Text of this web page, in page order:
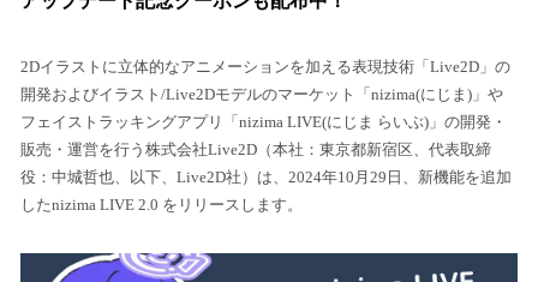
み
で
す
2Dイラストに立体的なアニメーションを加える表現技術「Live2D」の
開発およびイラスト/Live2Dモデルのマーケット「nizima(にじま)」や
フェイストラッキングアプリ「nizima LIVE(にじま らいぶ)」の開発・
販売・運営を行う株式会社Live2D（本社：東京都新宿区、代表取締
役：中城哲也、以下、Live2D社）は、2024年10月29日、新機能を追加
したnizima LIVE 2.0 をリリースします。